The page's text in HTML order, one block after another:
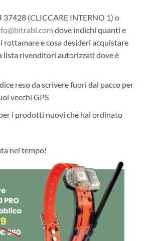
37428 (CLICCARE INTERNO 1) o
dove indichi quanti e
e cosa desideri acquistare
lista rivenditori autorizzati dove è
reso da scrivere fuori dal pacco per
vecchi GPS
i prodotti nuovi che hai ordinato
nel tempo!